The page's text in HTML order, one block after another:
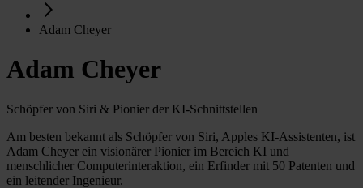
Adam Cheyer
Adam Cheyer
Schöpfer von Siri & Pionier der KI-Schnittstellen
Am besten bekannt als Schöpfer von Siri, Apples KI-Assistenten, ist
Adam Cheyer ein visionärer Pionier im Bereich KI und
menschlicher Computerinteraktion, ein Erfinder mit 50 Patenten und
ein leitender Ingenieur.